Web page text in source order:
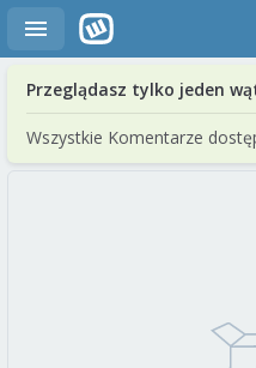
Przeglądasz tylko jeden
Wszystkie Komentarze